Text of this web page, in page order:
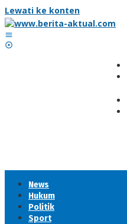
Lewati ke konten
News
Hukum
Politik
Sport